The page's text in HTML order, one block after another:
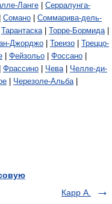
Ланге
Серралунга-
Сомано
Соммарива-дель-
Тарантаска| Торре-Бормида|
Джорджо Треизо
Треццо-
Фейзольо Фоссано
Фрассино Чева| Челле-ди-
Черезоле-Альба|
Карр А.